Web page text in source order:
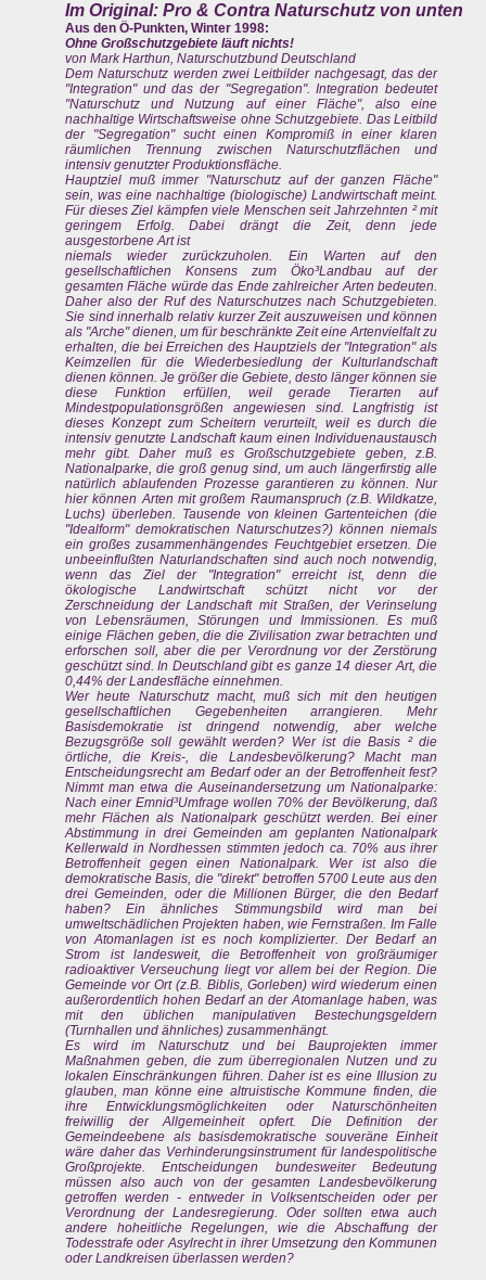
Im Original: Pro & Contra Naturschutz von unten
Aus den Ö-Punkten, Winter 1998:
Ohne Großschutzgebiete läuft nichts!
von Mark Harthun, Naturschutzbund Deutschland
Dem Naturschutz werden zwei Leitbilder nachgesagt, das der
"Integration" und das der "Segregation". Integration bedeutet
"Naturschutz und Nutzung auf einer Fläche", also eine
nachhaltige Wirtschaftsweise ohne Schutzgebiete. Das Leitbild
der "Segregation" sucht einen Kompromiß in einer klaren
räumlichen Trennung zwischen Naturschutzflächen und
intensiv genutzter Produktionsfläche.
Hauptziel muß immer "Naturschutz auf der ganzen Fläche"
sein, was eine nachhaltige (biologische) Landwirtschaft meint.
Für dieses Ziel kämpfen viele Menschen seit Jahrzehnten ² mit
geringem Erfolg. Dabei drängt die Zeit, denn jede
ausgestorbene Art ist
niemals wieder zurückzuholen. Ein Warten auf den
gesellschaftlichen Konsens zum Öko³Landbau auf der
gesamten Fläche würde das Ende zahlreicher Arten bedeuten.
Daher also der Ruf des Naturschutzes nach Schutzgebieten.
Sie sind innerhalb relativ kurzer Zeit auszuweisen und können
als "Arche" dienen, um für beschränkte Zeit eine Artenvielfalt zu
erhalten, die bei Erreichen des Hauptziels der "Integration" als
Keimzellen für die Wiederbesiedlung der Kulturlandschaft
dienen können. Je größer die Gebiete, desto länger können sie
diese Funktion erfüllen, weil gerade Tierarten auf
Mindestpopulationsgrößen angewiesen sind. Langfristig ist
dieses Konzept zum Scheitern verurteilt, weil es durch die
intensiv genutzte Landschaft kaum einen Individuenaustausch
mehr gibt. Daher muß es Großschutzgebiete geben, z.B.
Nationalparke, die groß genug sind, um auch längerfirstig alle
natürlich ablaufenden Prozesse garantieren zu können. Nur
hier können Arten mit großem Raumanspruch (z.B. Wildkatze,
Luchs) überleben. Tausende von kleinen Gartenteichen (die
"Idealform" demokratischen Naturschutzes?) können niemals
ein großes zusammenhängendes Feuchtgebiet ersetzen. Die
unbeeinflußten Naturlandschaften sind auch noch notwendig,
wenn das Ziel der "Integration" erreicht ist, denn die
ökologische Landwirtschaft schützt nicht vor der
Zerschneidung der Landschaft mit Straßen, der Verinselung
von Lebensräumen, Störungen und Immissionen. Es muß
einige Flächen geben, die die Zivilisation zwar betrachten und
erforschen soll, aber die per Verordnung vor der Zerstörung
geschützt sind. In Deutschland gibt es ganze 14 dieser Art, die
0,44% der Landesfläche einnehmen.
Wer heute Naturschutz macht, muß sich mit den heutigen
gesellschaftlichen Gegebenheiten arrangieren. Mehr
Basisdemokratie ist dringend notwendig, aber welche
Bezugsgröße soll gewählt werden? Wer ist die Basis ² die
örtliche, die Kreis-, die Landesbevölkerung? Macht man
Entscheidungsrecht am Bedarf oder an der Betroffenheit fest?
Nimmt man etwa die Auseinandersetzung um Nationalparke:
Nach einer Emnid³Umfrage wollen 70% der Bevölkerung, daß
mehr Flächen als Nationalpark geschützt werden. Bei einer
Abstimmung in drei Gemeinden am geplanten Nationalpark
Kellerwald in Nordhessen stimmten jedoch ca. 70% aus ihrer
Betroffenheit gegen einen Nationalpark. Wer ist also die
demokratische Basis, die "direkt" betroffen 5700 Leute aus den
drei Gemeinden, oder die Millionen Bürger, die den Bedarf
haben? Ein ähnliches Stimmungsbild wird man bei
umweltschädlichen Projekten haben, wie Fernstraßen. Im Falle
von Atomanlagen ist es noch komplizierter. Der Bedarf an
Strom ist landesweit, die Betroffenheit von großräumiger
radioaktiver Verseuchung liegt vor allem bei der Region. Die
Gemeinde vor Ort (z.B. Biblis, Gorleben) wird wiederum einen
außerordentlich hohen Bedarf an der Atomanlage haben, was
mit den üblichen manipulativen Bestechungsgeldern
(Turnhallen und ähnliches) zusammenhängt.
Es wird im Naturschutz und bei Bauprojekten immer
Maßnahmen geben, die zum überregionalen Nutzen und zu
lokalen Einschränkungen führen. Daher ist es eine Illusion zu
glauben, man könne eine altruistische Kommune finden, die
ihre Entwicklungsmöglichkeiten oder Naturschönheiten
freiwillig der Allgemeinheit opfert. Die Definition der
Gemeindeebene als basisdemokratische souveräne Einheit
wäre daher das Verhinderungsinstrument für landespolitische
Großprojekte. Entscheidungen bundesweiter Bedeutung
müssen also auch von der gesamten Landesbevölkerung
getroffen werden - entweder in Volksentscheiden oder per
Verordnung der Landesregierung. Oder sollten etwa auch
andere hoheitliche Regelungen, wie die Abschaffung der
Todesstrafe oder Asylrecht in ihrer Umsetzung den Kommunen
oder Landkreisen überlassen werden?